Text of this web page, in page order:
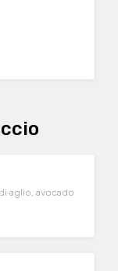
aglio, avocado